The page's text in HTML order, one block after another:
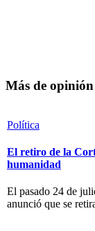
Más de opinión
Política
El retiro de la
humanidad
El pasado 24 de
anunció que se